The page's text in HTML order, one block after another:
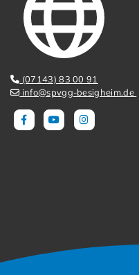
(07143) 83 00 91
info@spvgg-besigheim.de